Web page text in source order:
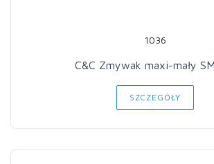
1036
C&C Zmywak maxi-mały
SZCZEGÓŁY